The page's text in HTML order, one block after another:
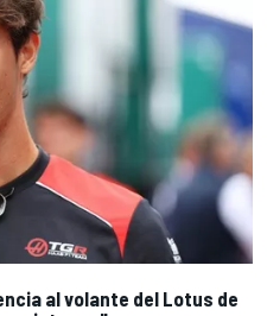
al volante del Lotus de